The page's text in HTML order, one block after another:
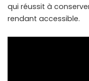
qui réussit à
rendant accessible.